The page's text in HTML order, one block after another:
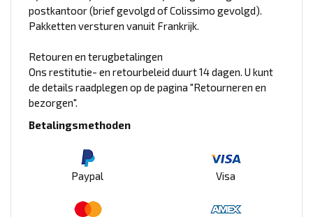
postkantoor (brief gevolgd of Colissimo gevolgd).
Pakketten versturen vanuit Frankrijk.
Retouren en terugbetalingen
Ons restitutie- en retourbeleid duurt 14 dagen. U kunt
de details raadplegen op de pagina "Retourneren en
bezorgen".
Betalingsmethoden
Paypal Visa